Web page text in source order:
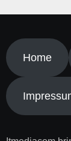
Home